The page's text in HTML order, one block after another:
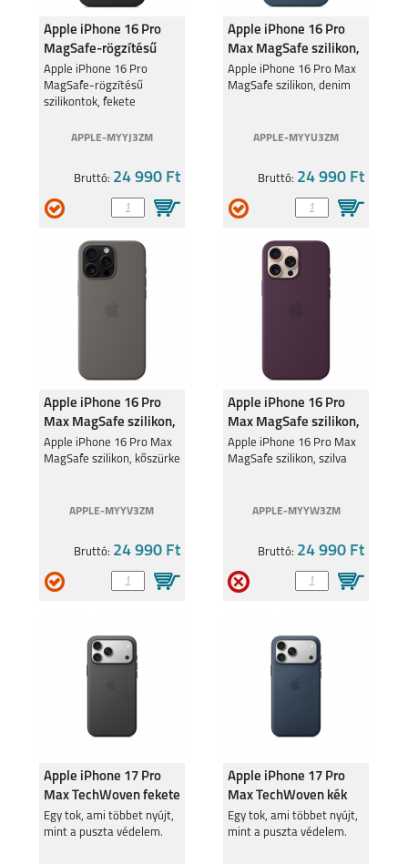
Apple iPhone 16 Pro
MagSafe-rögzítésű
szilikontok, fekete
Apple iPhone 16 Pro
MagSafe-rögzítésű
szilikontok, fekete
APPLE-MYYJ3ZM
Bruttó: 24 990 Ft
Apple iPhone 16 Pro
Max MagSafe szilikon,
denim
Apple iPhone 16 Pro Max
MagSafe szilikon, denim
APPLE-MYYU3ZM
Bruttó: 24 990 Ft
Apple iPhone 16 Pro
Max MagSafe szilikon,
kőszürke
Apple iPhone 16 Pro Max
MagSafe szilikon, kőszürke
APPLE-MYYV3ZM
Bruttó: 24 990 Ft
Apple iPhone 16 Pro
Max MagSafe szilikon,
szilva
Apple iPhone 16 Pro Max
MagSafe szilikon, szilva
APPLE-MYYW3ZM
Bruttó: 24 990 Ft
Apple iPhone 17 Pro
Max TechWoven fekete
szövettok
Egy tok, ami többet nyújt,
mint a puszta védelem.
Apple iPhone 17 Pro
Max TechWoven kék
szövettok
Egy tok, ami többet nyújt,
mint a puszta védelem.